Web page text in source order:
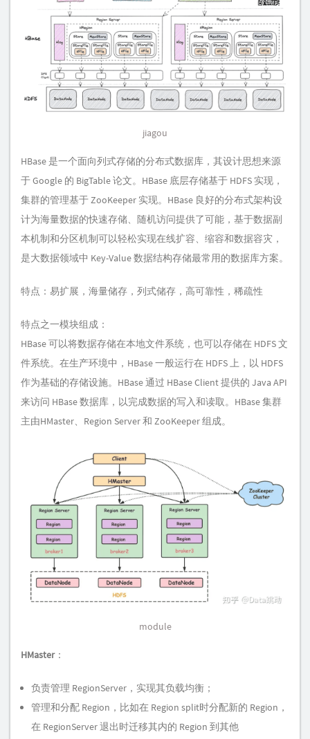
jiagou
HBase 是一个面向列式存储的分布式数据库，其设计思想来源
于 Google 的 BigTable 论文。HBase 底层存储基于 HDFS 实现，
集群的管理基于 ZooKeeper 实现。HBase 良好的分布式架构设
计为海量数据的快速存储、随机访问提供了可能，基于数据副
本机制和分区机制可以轻松实现在线扩容、缩容和数据容灾，
是大数据领域中 Key-Value 数据结构存储最常用的数据库方案。
特点：易扩展，海量储存，列式储存，高可靠性，稀疏性
特点之一模块组成：
HBase 可以将数据存储在本地文件系统，也可以存储在 HDFS 文
件系统。在生产环境中，HBase 一般运行在 HDFS 上，以 HDFS
作为基础的存储设施。HBase 通过 HBase Client 提供的 Java API
来访问 HBase 数据库，以完成数据的写入和读取。HBase 集群
主由HMaster、Region Server 和 ZooKeeper 组成。
module
HMaster：
负责管理 RegionServer，实现其负载均衡；
管理和分配 Region，比如在 Region split时分配新的 Region，
在 RegionServer 退出时迁移其内的 Region 到其他